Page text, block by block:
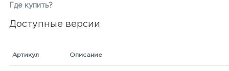
Где купить?
Доступные версии
Артикул Описание